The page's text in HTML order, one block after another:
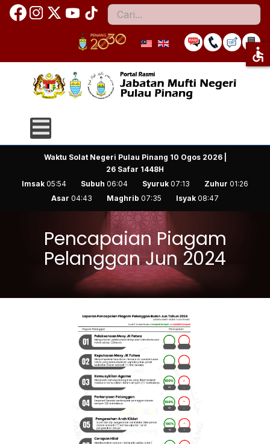
Cari
Waktu Solat Negeri Pulau Pinang 10 Ogos 2026 |
26 Safar 1448H
Imsak 05:54 Subuh 06:04 Syuruk 07:13 Zuhur 01:26
Asar 04:43 Maghrib 07:35 Isyak 08:47
Pencapaian Piagam
Pelanggan Jun 2024
accessible